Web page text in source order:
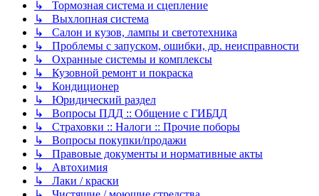
↳ Тормозная система и сцепление
↳ Выхлопная система
↳ Салон и кузов, лампы и светотехника
↳ Проблемы с запуском, ошибки, др. неисправности
↳ Охранные системы и комплексы
↳ Кузовной ремонт и покраска
↳ Кондиционер
↳ Юридический раздел
↳ Вопросы ПДД :: Общение с ГИБДД
↳ Страховки :: Налоги :: Прочие поборы
↳ Вопросы покупки/продажи
↳ Правовые документы и нормативные акты
↳ Автохимия
↳ Лаки / краски